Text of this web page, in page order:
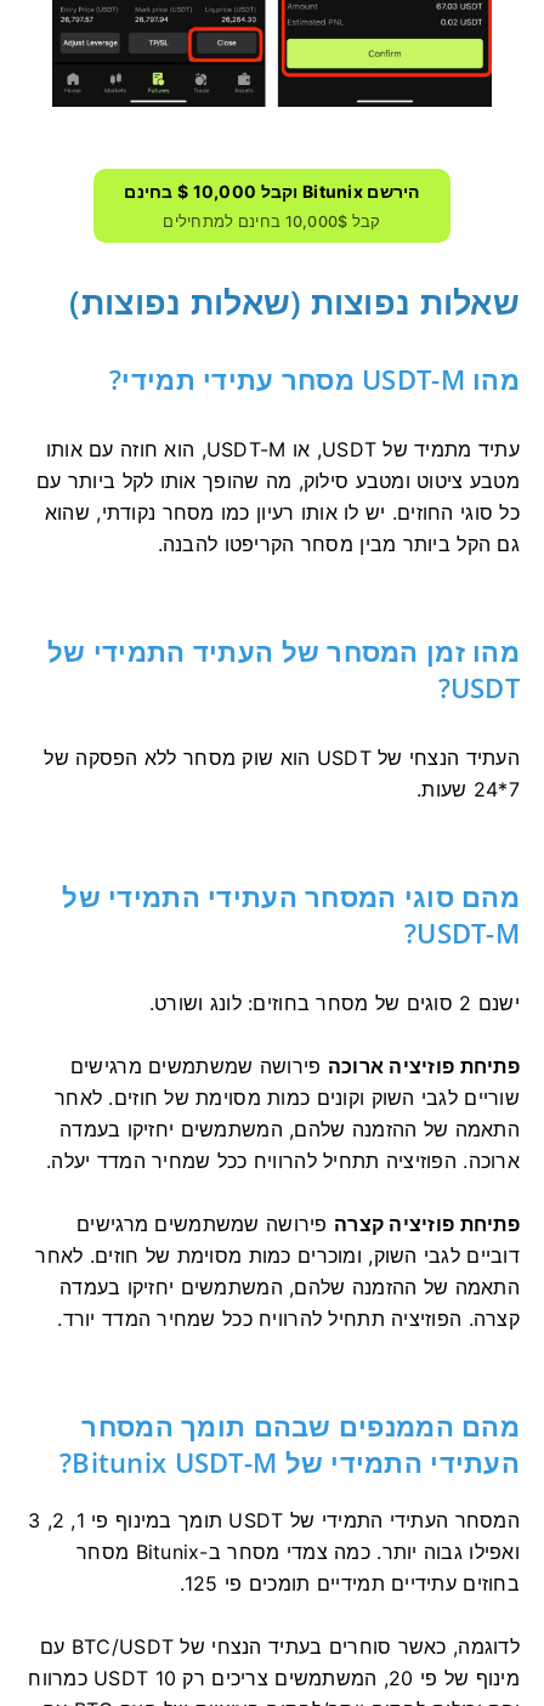
הירשם Bitunix וקבל 10,000 $ בחינם
קבל 10,000$ בחינם למתחילים
שאלות נפוצות (שאלות נפוצות)
מהו USDT-M מסחר עתידי תמידי?
עתיד מתמיד של USDT, או USDT-M, הוא חוזה עם אותו
מטבע ציטוט ומטבע סילוק, מה שהופך אותו לקל ביותר עם
כל סוגי החוזים. יש לו אותו רעיון כמו מסחר נקודתי, שהוא
גם הקל ביותר מבין מסחר הקריפטו להבנה.
מהו זמן המסחר של העתיד התמידי של
USDT?
העתיד הנצחי של USDT הוא שוק מסחר ללא הפסקה של
7*24 שעות.
מהם סוגי המסחר העתידי התמידי של
USDT-M?
ישנם 2 סוגים של מסחר בחוזים: לונג ושורט.
פתיחת פוזיציה ארוכה פירושה שמשתמשים מרגישים
שוריים לגבי השוק וקונים כמות מסוימת של חוזים. לאחר
התאמה של ההזמנה שלהם, המשתמשים יחזיקו בעמדה
ארוכה. הפוזיציה תתחיל להרוויח ככל שמחיר המדד יעלה.
פתיחת פוזיציה קצרה פירושה שמשתמשים מרגישים
דוביים לגבי השוק, ומוכרים כמות מסוימת של חוזים. לאחר
התאמה של ההזמנה שלהם, המשתמשים יחזיקו בעמדה
קצרה. הפוזיציה תתחיל להרוויח ככל שמחיר המדד יורד.
מהם הממנפים שבהם תומך המסחר
העתידי התמידי של Bitunix USDT-M?
המסחר העתידי התמידי של USDT תומך במינוף פי 1, 2, 3
ואפילו גבוה יותר.
כמה צמדי מסחר ב-Bitunix מסחר
בחוזים עתידיים תמידיים תומכים פי 125.
לדוגמה, כאשר סוחרים בעתיד הנצחי של BTC/USDT עם
מינוף של פי 20, המשתמשים צריכים רק 10 USDT כמרווח